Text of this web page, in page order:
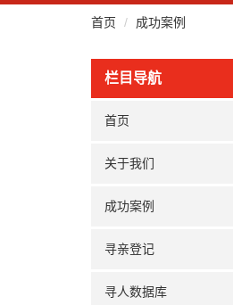
首页 成功案例
栏目导航
首页
关于我们
成功案例
寻亲登记
寻人数据库